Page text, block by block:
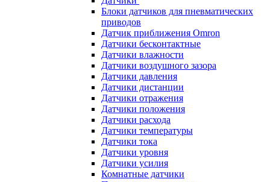
Блоки датчиков для пневматических
приводов
Датчик приближения Omron
Датчики бесконтактные
Датчики влажности
Датчики воздушного зазора
Датчики давления
Датчики дистанции
Датчики отражения
Датчики положения
Датчики расхода
Датчики температуры
Датчики тока
Датчики уровня
Датчики усилия
Комнатные датчики